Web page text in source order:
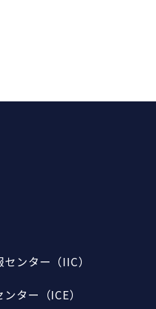
ンター（IIC）
ター（ICE）